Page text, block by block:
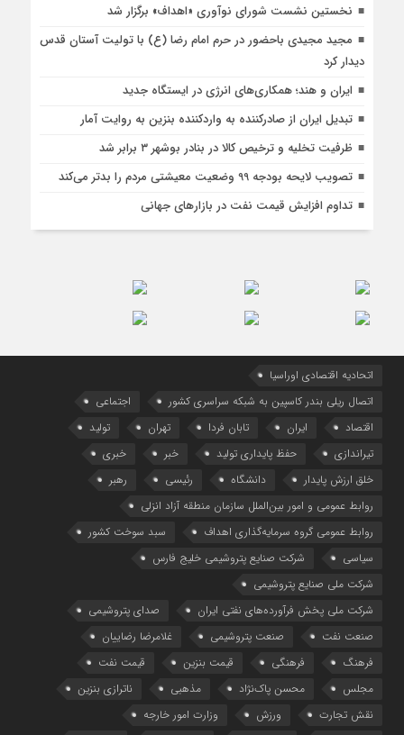
نخستین نشست شورای نوآوری «اهداف» برگزار شد
مجید مجیدی باحضور در حرم امام رضا (ع) با تولیت آستان قدس
دیدار کرد
ایران و هند؛ همکاری‌های انرژی در ایستگاه جدید
تبدیل ایران از صادرکننده به واردکننده بنزین به روایت آمار
ظرفیت تخلیه و ترخیص کالا در بنادر بوشهر ۳ برابر شد
تصویب لایحه بودجه 99 وضعیت معیشتی مردم را بدتر می‌کند
تداوم افزایش قیمت نفت در بازارهای جهانی
اتحادیه اقتصادی اوراسیا
اتصال ریلی بندر کاسپین به شبکه سراسری کشور
اجتماعی
اقتصاد
ایران تابان فردا تهران
تولید
تیراندازی
حفظ پایداری تولید خبر
خبری
خلق ارزش پایدار
دانشگاه رئیسی
رهبر
روابط عمومی و امور بین‌الملل سازمان منطقه آزاد انزلی
روابط عمومی گروه سرمایه‌گذاری اهداف
سبد سوخت کشور
سیاسی
شرکت صنایع پتروشیمی خلیج فارس
شرکت ملی صنایع پتروشیمی
شرکت ملی پخش فرآورده‌های نفتی ایران
صدای پتروشیمی
صنعت نفت
صنعت پتروشیمی
غلامرضا رضاییان
فرهنگ
فرهنگی قیمت بنزین
قیمت نفت
مجلس
محسن پاک‌نژاد مذهبی
ناترازی بنزین
نقش تجارت
ورزش
وزارت امور خارجه